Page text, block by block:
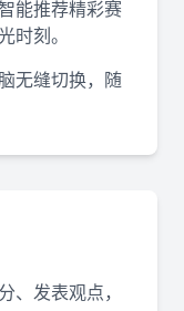
能推荐精彩赛
时刻。
无缝切换，随
、发表观点，